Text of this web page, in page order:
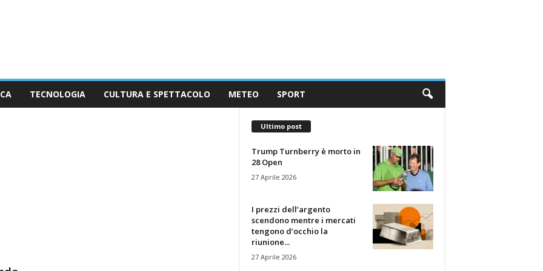
TECNOLOGIA CULTURA E SPETTACOLO METEO SPORT
Ultimo post
Trump Turnberry è morto in
28 Open
27 Aprile 2026
I prezzi dell’argento
scendono mentre i mercati
tengono d’occhio la
riunione...
27 Aprile 2026